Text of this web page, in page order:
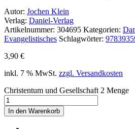
Autor: Jochen Klein
Verlag: Daniel-Verlag
Artikelnummer: 304695 Kategorien:
Evangelistisches Schlagwörter:
3,90 €
inkl. 7 % MwSt. zzgl. Versandkosten
Christentum und Gesellschaft 2 Menge
In den Warenkorb